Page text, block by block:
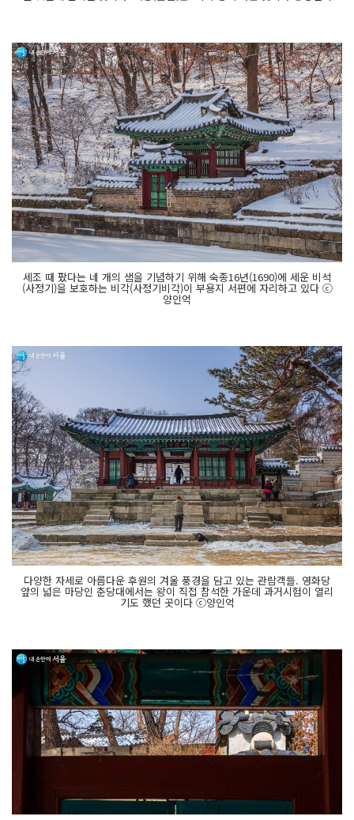
세조 때 팠다는 네 개의 샘을 기념하기 위해 숙종16년(1690)에 세운 비석
(사정기)을 보호하는 비각(사정기비각)이 부용지 서편에 자리하고 있다 ⓒ
양인억
다양한 자세로 아름다운 후원의 겨울 풍경을 담고 있는 관람객들. 영화당
앞의 넓은 마당인 춘당대에서는 왕이 직접 참석한 가운데 과거시험이 열리
기도 했던 곳이다 ⓒ양인억